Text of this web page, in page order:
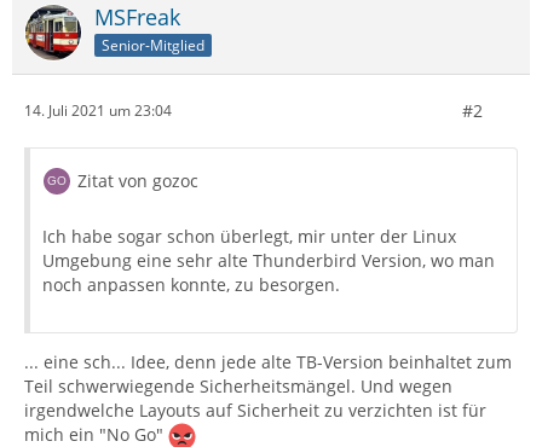
MSFreak
Senior-Mitglied
14. Juli 2021 um 23:04 #2
Zitat von gozoc
Ich habe sogar schon überlegt, mir unter der Linux
Umgebung eine sehr alte Thunderbird Version, wo man
noch anpassen konnte, zu besorgen.
... eine sch... Idee, denn jede alte TB-Version beinhaltet zum
Teil schwerwiegende Sicherheitsmängel. Und wegen
irgendwelche Layouts auf Sicherheit zu verzichten ist für
mich ein "No Go"